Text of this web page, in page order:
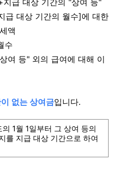
급 대상 기간의 월수]에 대한
액
수
여 등" 외의 급여에 대해 이
없는 상여금입니다.
1월 1일부터 그 상여 등의
를 지급 대상 기간으로 하여